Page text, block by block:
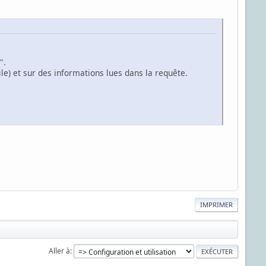
et sur des informations lues dans la requête.
IMPRIMER
Aller à